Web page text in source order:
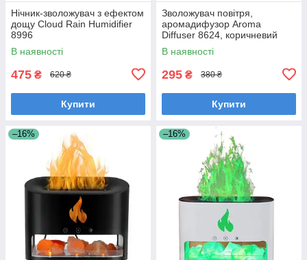
Нічник-зволожувач з ефектом
дощу Cloud Rain Humidifier
8996
В наявності
475 ₴ 620 ₴
Купити
Зволожувач повітря,
аромадифузор Aroma
Diffuser 8624, коричневий
В наявності
295 ₴ 380 ₴
Купити
–16% –16%